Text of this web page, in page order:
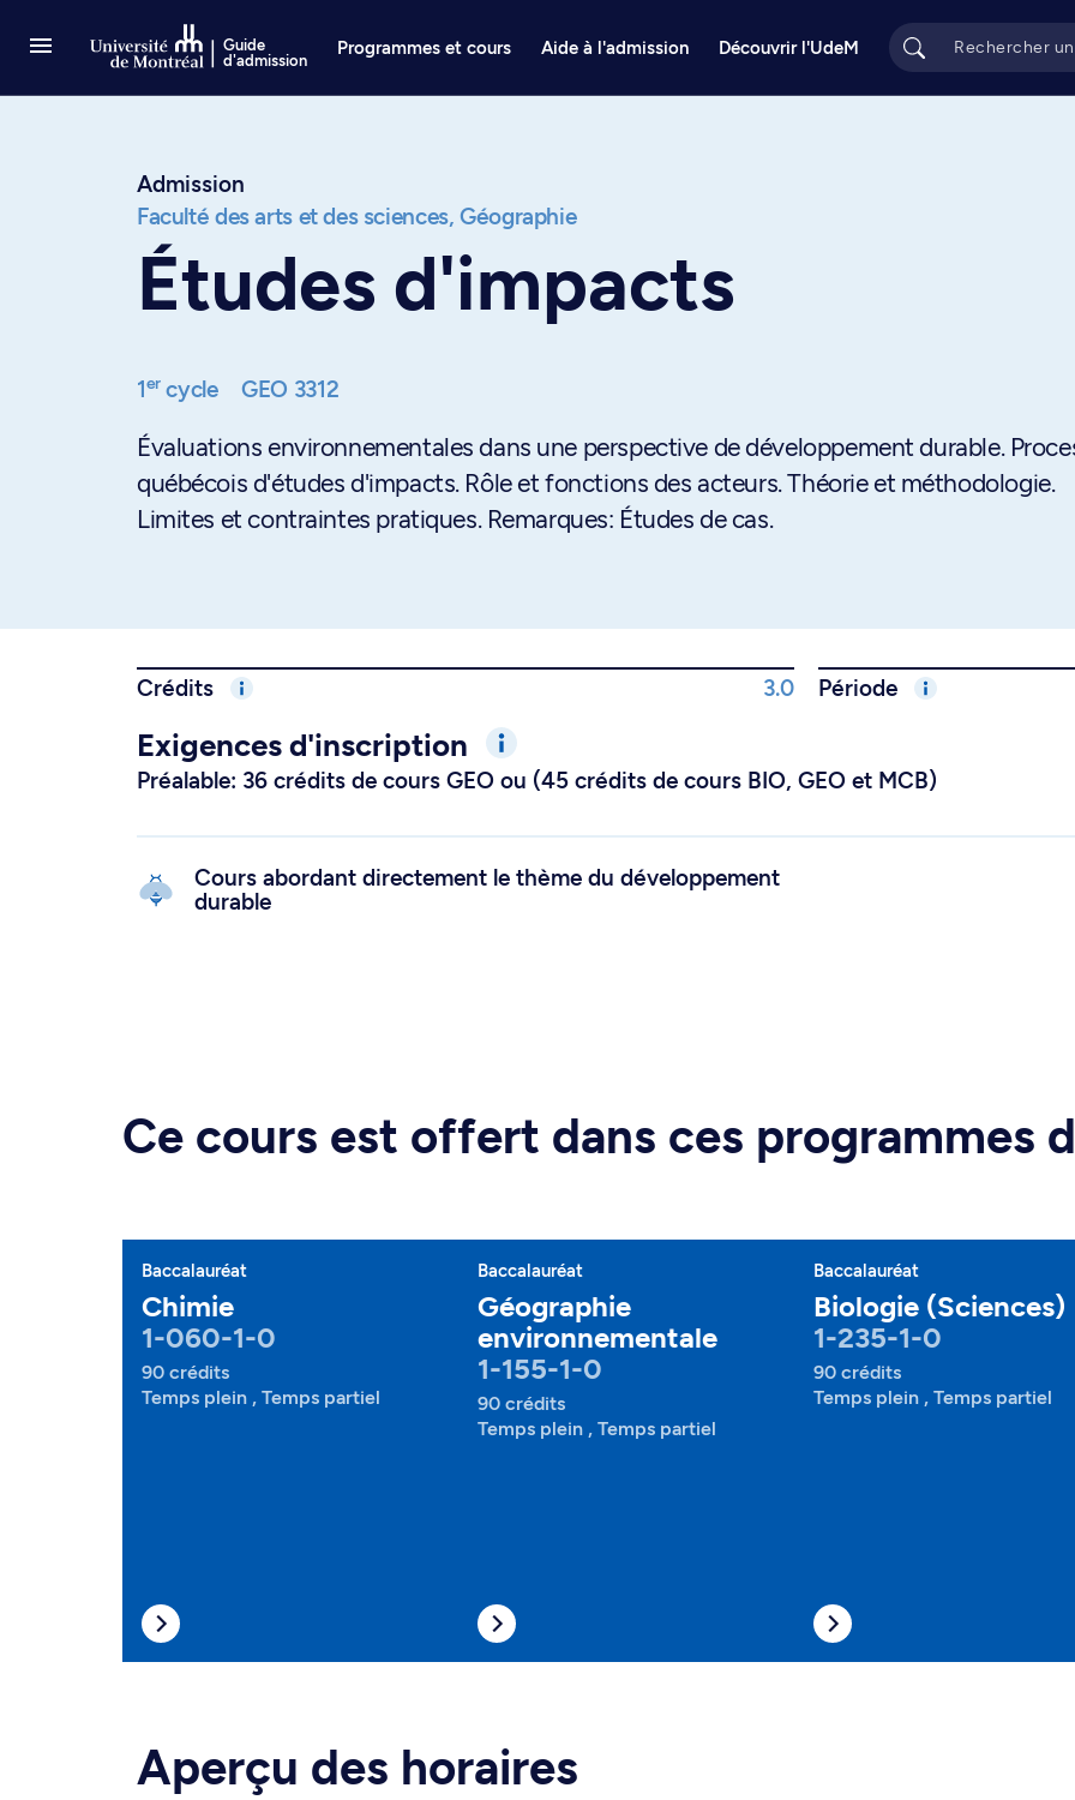
Guide
d'admission
Programmes et cours Aide à l'admission Découvrir l'UdeM
Admission
Faculté des arts et des sciences, Géographie
Études d'impacts
1ercycle GEO 3312
Évaluations environnementales dans une perspective de développement durable.
québécois d'études d'impacts. Rôle et fonctions des acteurs. Théorie et méthodologie.
Limites et contraintes pratiques. Remarques: Études de cas.
Crédits 3.0 Période
Exigences d'inscription
Préalable: 36 crédits de cours GEO ou (45 crédits de cours BIO, GEO et MCB)
Cours abordant directement le thème du développement
durable
Ce cours est offert dans ces programmes
Baccalauréat
Chimie
1-060-1-0
90 crédits
Temps plein , Temps partiel
Baccalauréat
Géographie
environnementale
1-155-1-0
90 crédits
Temps plein , Temps partiel
Baccalauréat
Biologie (Sciences)
1-235-1-0
90 crédits
Temps plein , Temps partiel
Aperçu des horaires